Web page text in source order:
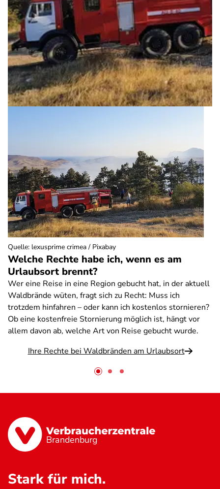
Welche Rechte habe ich, wenn es am
Urlaubsort brennt?
Wer eine Reise in eine Region gebucht hat, in der aktuell
Waldbrände wüten, fragt sich zu Recht: Muss ich
trotzdem hinfahren – oder kann ich kostenlos stornieren?
Ob eine kostenfreie Stornierung möglich ist, hängt vor
allem davon ab, welche Art von Reise gebucht wurde.
Ihre Rechte bei Waldbränden am Urlaubsort
Quelle: lexusprime crimea / Pixabay
Brandenburg
Stark für mich.